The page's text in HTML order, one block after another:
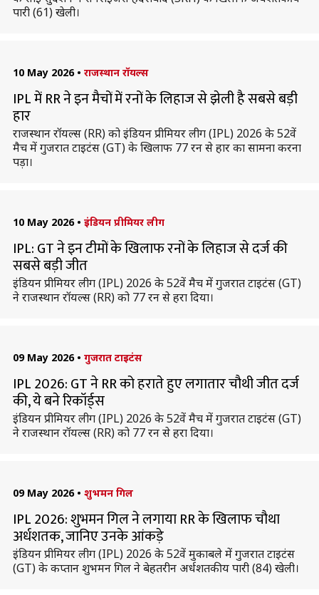
पारी (61) खेली।
10 May 2026 • राजस्थान रॉयल्स
IPL में RR ने इन मैचों में रनों के लिहाज से झेली है सबसे बड़ी
हार
राजस्थान रॉयल्स (RR) को इंडियन प्रीमियर लीग (IPL) 2026 के 52वें
मैच में गुजरात टाइटंस (GT) के खिलाफ 77 रन से हार का सामना करना
पड़ा।
10 May 2026 • इंडियन प्रीमियर लीग
IPL: GT ने इन टीमों के खिलाफ रनों के लिहाज से दर्ज की
सबसे बड़ी जीत
इंडियन प्रीमियर लीग (IPL) 2026 के 52वें मैच में गुजरात टाइटंस (GT)
ने राजस्थान रॉयल्स (RR) को 77 रन से हरा दिया।
09 May 2026 • गुजरात टाइटंस
IPL 2026: GT ने RR को हराते हुए लगातार चौथी जीत दर्ज
की, ये बने रिकॉर्ड्स
इंडियन प्रीमियर लीग (IPL) 2026 के 52वें मैच में गुजरात टाइटंस (GT)
ने राजस्थान रॉयल्स (RR) को 77 रन से हरा दिया।
09 May 2026 • शुभमन गिल
IPL 2026: शुभमन गिल ने लगाया RR के खिलाफ चौथा
अर्धशतक, जानिए उनके आंकड़े
इंडियन प्रीमियर लीग (IPL) 2026 के 52वें मुकाबले में गुजरात टाइटंस
(GT) के कप्तान शुभमन गिल ने बेहतरीन अर्धशतकीय पारी (84) खेली।